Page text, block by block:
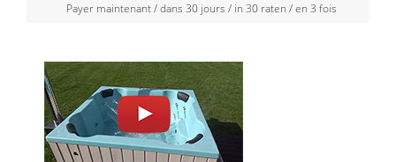
Payer maintenant / dans 30 jours / in 30 raten / en 3 fois